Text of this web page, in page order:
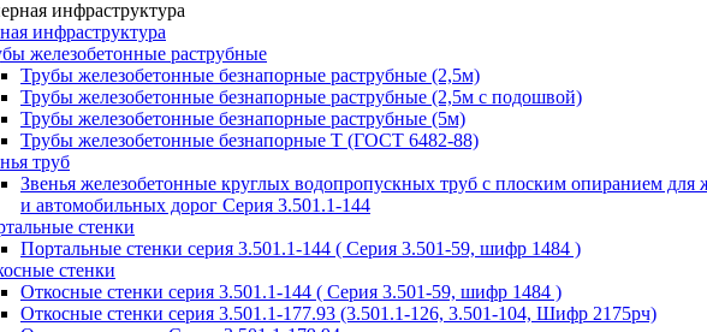
инфраструктура
железобетонные раструбные
Трубы железобетонные безнапорные раструбные (2,5м)
Трубы железобетонные безнапорные раструбные (2,5м с подошвой)
Трубы железобетонные безнапорные раструбные (5м)
Трубы железобетонные безнапорные Т (ГОСТ 6482-88)
труб
Звенья железобетонные круглых водопропускных труб с плоским опиранием для
и автомобильных дорог Серия 3.501.1-144
стенки
Портальные стенки серия 3.501.1-144 ( Серия 3.501-59, шифр 1484 )
стенки
Откосные стенки серия 3.501.1-144 ( Серия 3.501-59, шифр 1484 )
Откосные стенки серия 3.501.1-177.93 (3.501.1-126, 3.501-104, Шифр 2175рч)